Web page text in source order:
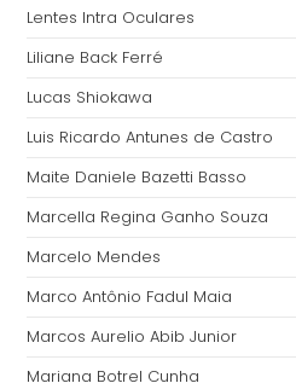
Lentes Intra Oculares
Liliane Back Ferré
Lucas Shiokawa
Luis Ricardo Antunes de Castro
Maite Daniele Bazetti Basso
Marcella Regina Ganho Souza
Marcelo Mendes
Marco Antônio Fadul Maia
Marcos Aurelio Abib Junior
Mariana Botrel Cunha